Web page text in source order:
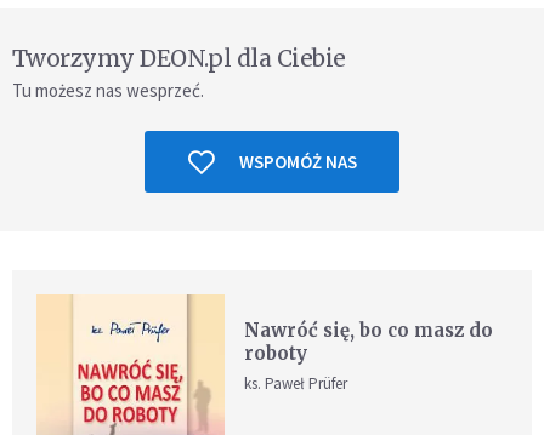
Tworzymy DEON.pl dla Ciebie
Tu możesz nas wesprzeć.
WSPOMÓŻ NAS
Nawróć się, bo co masz do
roboty
ks. Paweł Prüfer